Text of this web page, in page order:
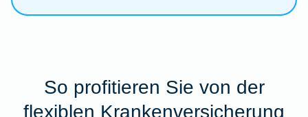
So profitieren Sie von der
flexiblen Krankenversicherung